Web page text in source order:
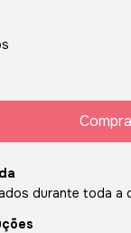
durante toda a